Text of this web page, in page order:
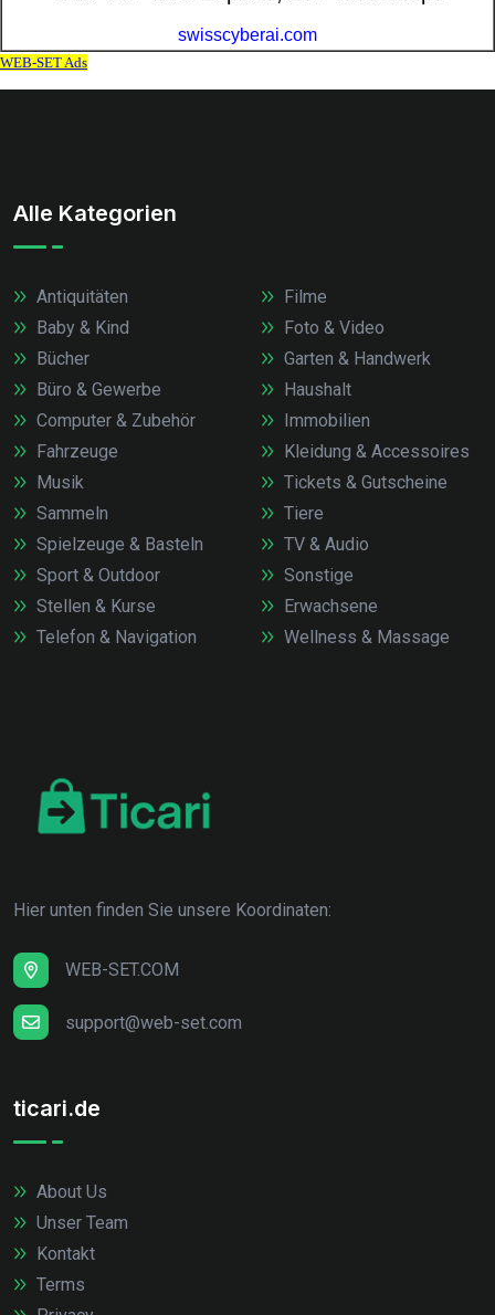
Alle Kategorien
Antiquitäten
Baby & Kind
Bücher
Büro & Gewerbe
Computer & Zubehör
Fahrzeuge
Filme
Foto & Video
Garten & Handwerk
Haushalt
Immobilien
Kleidung & Accessoires
Musik
Sammeln
Spielzeuge & Basteln
Sport & Outdoor
Stellen & Kurse
Telefon & Navigation
Tickets & Gutscheine
Tiere
TV & Audio
Sonstige
Erwachsene
Wellness & Massage
Hier unten finden Sie unsere Koordinaten:
WEB-SET.COM
support@web-set.com
ticari.de
About Us
Unser Team
Kontakt
Terms